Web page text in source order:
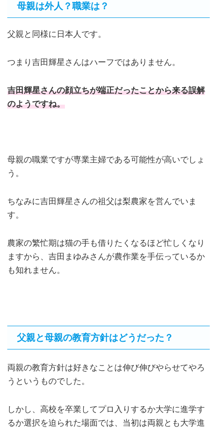
母親は外人？職業は？
父親と同様に日本人です。
つまり吉田輝星さんはハーフではありません。
吉田輝星さんの顔立ちが端正だったことから来る誤解
のようですね。
母親の職業ですが専業主婦である可能性が高いでしょ
う。
ちなみに吉田輝星さんの祖父は梨農家を営んでいま
す。
農家の繁忙期は猫の手も借りたくなるほど忙しくなり
ますから、吉田まゆみさんが農作業を手伝っているか
も知れません。
父親と母親の教育方針はどうだった？
両親の教育方針は好きなことは伸び伸びやらせてやろ
うというものでした。
しかし、高校を卒業してプロ入りするか大学に進学す
るか選択を迫られた場面では、当初は両親とも大学進